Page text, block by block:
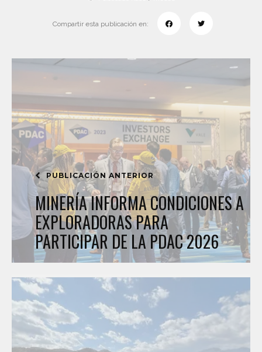
Compartir esta publicación en:
PUBLICACIÓN ANTERIOR
MINERÍA INFORMA CONDICIONES A
EXPLORADORAS PARA
PARTICIPAR DE LA PDAC 2026